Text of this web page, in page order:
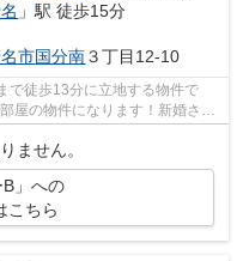
」駅 徒歩15分
市国分南３丁目12-10
で徒歩13分に立地する物件で
屋の物件になります！新婚さん
ません。
B」への
こちら